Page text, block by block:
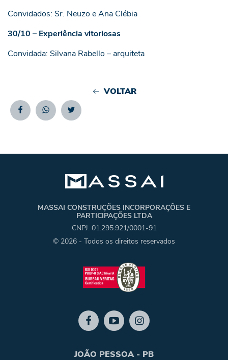
Convidados: Sr. Neuzo e Ana Clébia
30/10 – Experiência vitoriosas
Convidada: Silvana Rabello – arquiteta
VOLTAR
FacebookWhatsappTwitter
MASSAI CONSTRUÇÕES INCORPORAÇÕES E
PARTICIPAÇÕES LTDA
CNPJ: 01.295.921/0001-91
© 2026 - Todos os direitos reservados
JOÃO PESSOA - PB